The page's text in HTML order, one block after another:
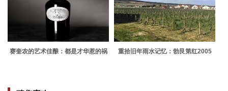
赛奎农的艺术佳酿：都是才华惹的祸 重拾旧年雨水记忆：勃艮第红2005